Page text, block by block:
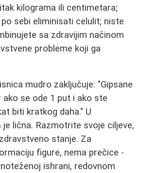
kilograma ili centimetara;
sebi eliminisati celulit; niste
sa zdravijim načinom
probleme koji ga
mudro zaključuje: "Gipsane
ako se ode 1 put i ako ste
biti kratkog daha." U
je lična. Razmotrite svoje ciljeve,
stanje. Za
figure, nema prečice -
ishrani, redovnom